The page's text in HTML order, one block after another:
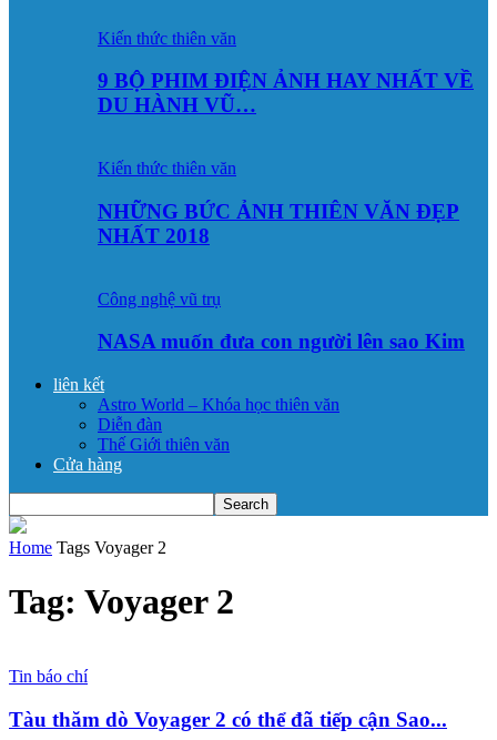
Kiến thức thiên văn
9 BỘ PHIM ĐIỆN ẢNH HAY NHẤT VỀ
DU HÀNH VŨ…
Kiến thức thiên văn
NHỮNG BỨC ẢNH THIÊN VĂN ĐẸP
NHẤT 2018
Công nghệ vũ trụ
NASA muốn đưa con người lên sao Kim
liên kết
Astro World – Khóa học thiên văn
Diễn đàn
Thế Giới thiên văn
Cửa hàng
Home Tags Voyager 2
Tag: Voyager 2
Tin báo chí
Tàu thăm dò Voyager 2 có thể đã tiếp cận Sao...